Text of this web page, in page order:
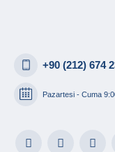
+90 (212) 674
Pazartesi - Cuma